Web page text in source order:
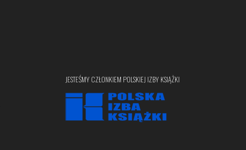
JESTEŚMY CZŁONKIEM POLSKIEJ IZBY KSIĄŻKI